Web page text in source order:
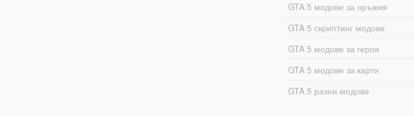
GTA 5 модове за оръжия
GTA 5 скриптинг модове
GTA 5 модове за героя
GTA 5 модове за карти
GTA 5 разни модове